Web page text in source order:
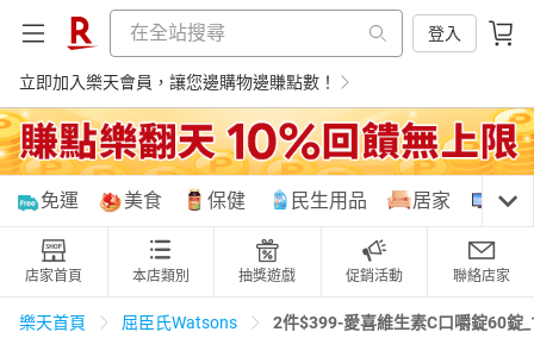
登入
立即加入樂天會員，讓您邊購物邊賺點數！
購物網分類
天天免運 美食蛋糕 養生保健 民生用品
免運 美食 保健 民生用品 居家 3C
店家首頁 本店類別 抽獎遊戲 促銷活動 聯絡店家
樂天首頁 屈臣氏Watsons 2件$399-愛喜維生素C口嚼錠60錠